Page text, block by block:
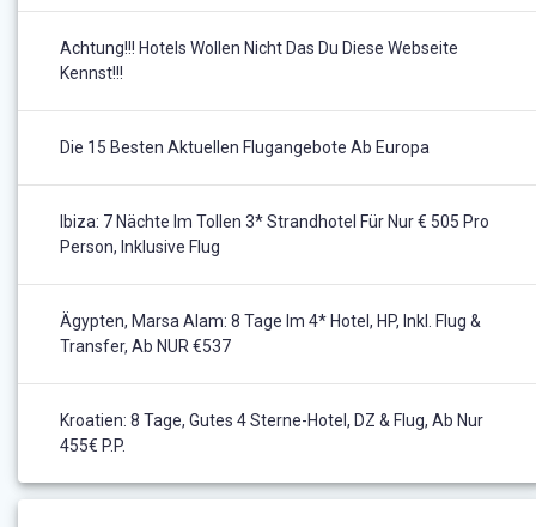
Achtung!!! Hotels Wollen Nicht Das Du Diese Webseite
Kennst!!!
Die 15 Besten Aktuellen Flugangebote Ab Europa
Ibiza: 7 Nächte Im Tollen 3* Strandhotel Für Nur € 505 Pro
Person, Inklusive Flug
Ägypten, Marsa Alam: 8 Tage Im 4* Hotel, HP, Inkl. Flug &
Transfer, Ab NUR €537
Kroatien: 8 Tage, Gutes 4 Sterne-Hotel, DZ & Flug, Ab Nur
455€ P.P.